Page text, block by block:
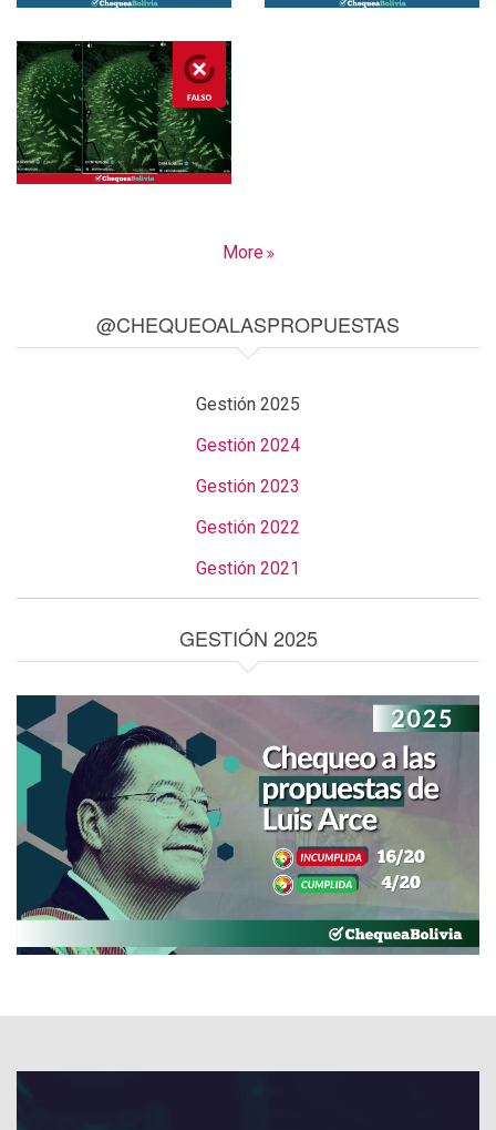
More
@CHEQUEOALASPROPUESTAS
Gestión 2025
Gestión 2024
Gestión 2023
Gestión 2022
Gestión 2021
GESTIÓN 2025